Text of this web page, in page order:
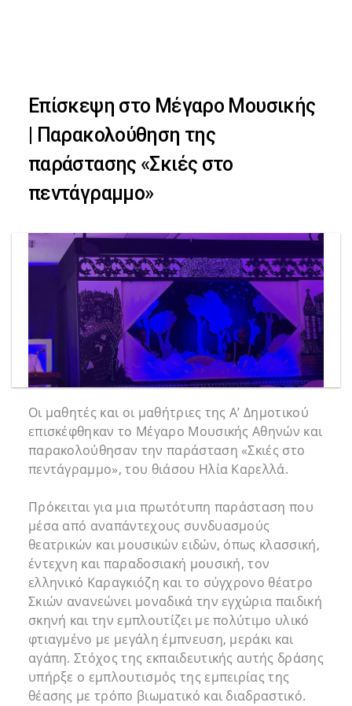
navigation
to
content
Επίσκεψη στο Μέγαρο Μουσικής
| Παρακολούθηση της
παράστασης «Σκιές στο
πεντάγραμμο»
Οι μαθητές και οι μαθήτριες της Α’ Δημοτικού
επισκέφθηκαν το Μέγαρο Μουσικής Αθηνών και
παρακολούθησαν την παράσταση «Σκιές στο
πεντάγραμμο», του θιάσου Ηλία Καρελλά.
Πρόκειται για μια πρωτότυπη παράσταση που
μέσα από αναπάντεχους συνδυασμούς
θεατρικών και μουσικών ειδών, όπως κλασσική,
έντεχνη και παραδοσιακή μουσική, τον
ελληνικό Καραγκιόζη και το σύγχρονο θέατρο
Σκιών ανανεώνει μοναδικά την εγχώρια παιδική
σκηνή και την εμπλουτίζει με πολύτιμο υλικό
φτιαγμένο με μεγάλη έμπνευση, μεράκι και
αγάπη. Στόχος της εκπαιδευτικής αυτής δράσης
υπήρξε ο εμπλουτισμός της εμπειρίας της
θέασης με τρόπο βιωματικό και διαδραστικό.